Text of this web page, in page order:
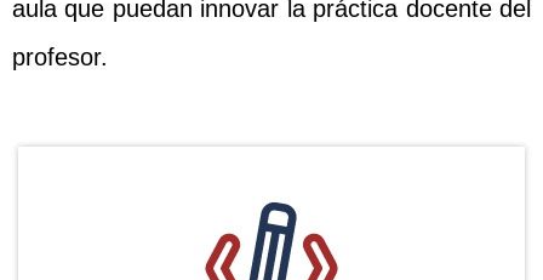
aula que puedan innovar la práctica docente del
profesor.